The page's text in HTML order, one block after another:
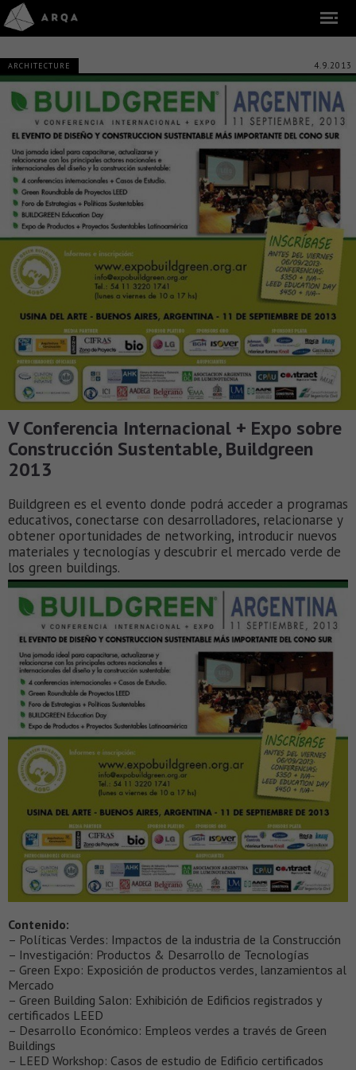
ARCHITECTURE 4.9.2013
V Conferencia Internacional + Expo sobre
Construcción Sustentable, Buildgreen
2013
Buildgreen es el evento donde podrá acceder a programas
educativos, conectarse con desarrolladores, relacionarse y
obtener oportunidades de networking, introducir nuevos
materiales y tecnologías y descubrir el mercado verde de
los green buildings.
Contenido:
– Políticas Verdes: Impactos de la industria de la Construcción
– Investigación: Productos & Desarrollo de Tecnologías
– Green Expo: Exposición de productos verdes, lanzamientos al
Mercado
– Green Building Salon: Exhibición de Edificios registrados y
certificados LEED
– Desarrollo Económico: Empleos verdes a través de Green
Buildings
– LEED Workshop: Casos de estudio de Edificio certificados